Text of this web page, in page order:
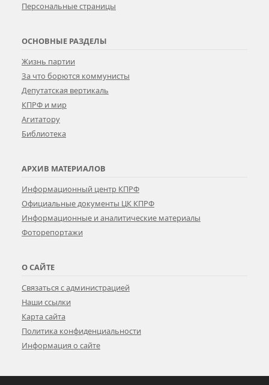
Персональные страницы
ОСНОВНЫЕ РАЗДЕЛЫ
Жизнь партии
За что борются коммунисты
Депутатская вертикаль
КПРФ и мир
Агитатору
Библиотека
АРХИВ МАТЕРИАЛОВ
Информационный центр КПРФ
Официальные документы ЦК КПРФ
Информационные и аналитические материалы
Фоторепортажи
О САЙТЕ
Связаться с администрацией
Наши ссылки
Карта сайта
Политика конфиденциальности
Информация о сайте